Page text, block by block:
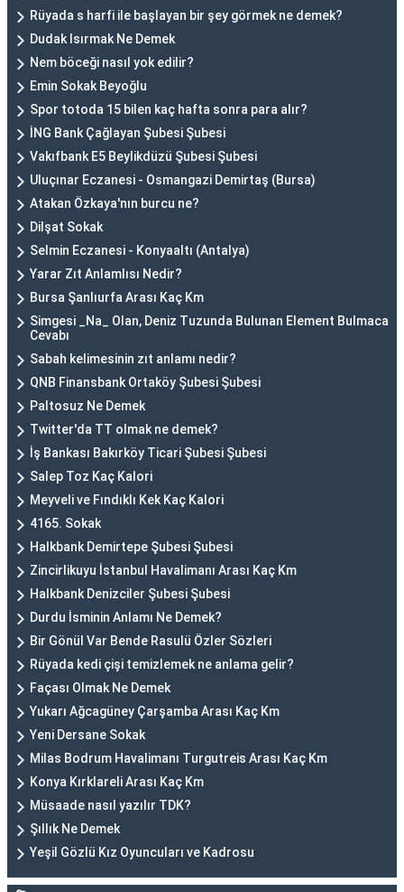
Rüyada s harfi ile başlayan bir şey görmek ne demek?
Dudak Isırmak Ne Demek
Nem böceği nasıl yok edilir?
Emin Sokak Beyoğlu
Spor totoda 15 bilen kaç hafta sonra para alır?
İNG Bank Çağlayan Şubesi Şubesi
Vakıfbank E5 Beylikdüzü Şubesi Şubesi
Uluçınar Eczanesi - Osmangazi Demirtaş (Bursa)
Atakan Özkaya'nın burcu ne?
Dilşat Sokak
Selmin Eczanesi - Konyaaltı (Antalya)
Yarar Zıt Anlamlısı Nedir?
Bursa Şanlıurfa Arası Kaç Km
Simgesi _Na_ Olan, Deniz Tuzunda Bulunan Element Bulmaca
Cevabı
Sabah kelimesinin zıt anlamı nedir?
QNB Finansbank Ortaköy Şubesi Şubesi
Paltosuz Ne Demek
Twitter'da TT olmak ne demek?
İş Bankası Bakırköy Ticari Şubesi Şubesi
Salep Toz Kaç Kalori
Meyveli ve Fındıklı Kek Kaç Kalori
4165. Sokak
Halkbank Demirtepe Şubesi Şubesi
Zincirlikuyu İstanbul Havalimanı Arası Kaç Km
Halkbank Denizciler Şubesi Şubesi
Durdu İsminin Anlamı Ne Demek?
Bir Gönül Var Bende Rasulü Özler Sözleri
Rüyada kedi çişi temizlemek ne anlama gelir?
Façası Olmak Ne Demek
Yukarı Ağcagüney Çarşamba Arası Kaç Km
Yeni Dersane Sokak
Milas Bodrum Havalimanı Turgutreis Arası Kaç Km
Konya Kırklareli Arası Kaç Km
Müsaade nasıl yazılır TDK?
Şıllık Ne Demek
Yeşil Gözlü Kız Oyuncuları ve Kadrosu